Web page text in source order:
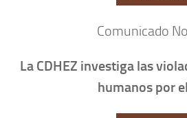
Comunicado
La CDHEZ investiga las
humanos por